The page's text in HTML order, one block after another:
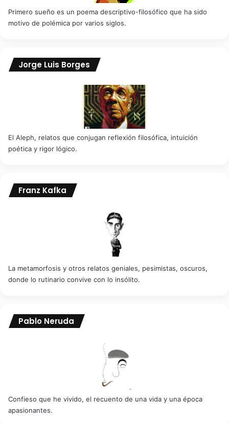
Primero sueño es un poema descriptivo-filosófico que ha sido
motivo de polémica por varios siglos.
Jorge Luis Borges
El Aleph, relatos que conjugan reflexión filosófica, intuición
poética y rigor lógico.
Franz Kafka
La metamorfosis y otros relatos geniales, pesimistas, oscuros,
donde lo rutinario convive con lo insólito.
Pablo Neruda
Confieso que he vivido, el recuento de una vida y una época
apasionantes.